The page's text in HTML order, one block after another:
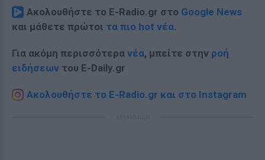
Ακολουθήστε το E-Radio.gr στο Google News
και μάθετε πρώτοι τα πιο hot νέα.
Για ακόμη περισσότερα νέα, μπείτε στην ροή
ειδήσεων του E-Daily.gr
Ακολουθήστε το E-Radio.gr και στο Instagram